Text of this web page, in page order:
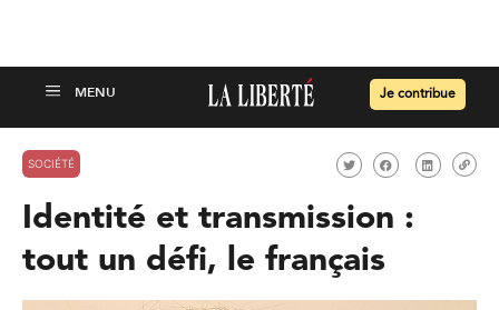
Je contribue
SOCIÉTÉ
Identité et transmission :
tout un défi, le français